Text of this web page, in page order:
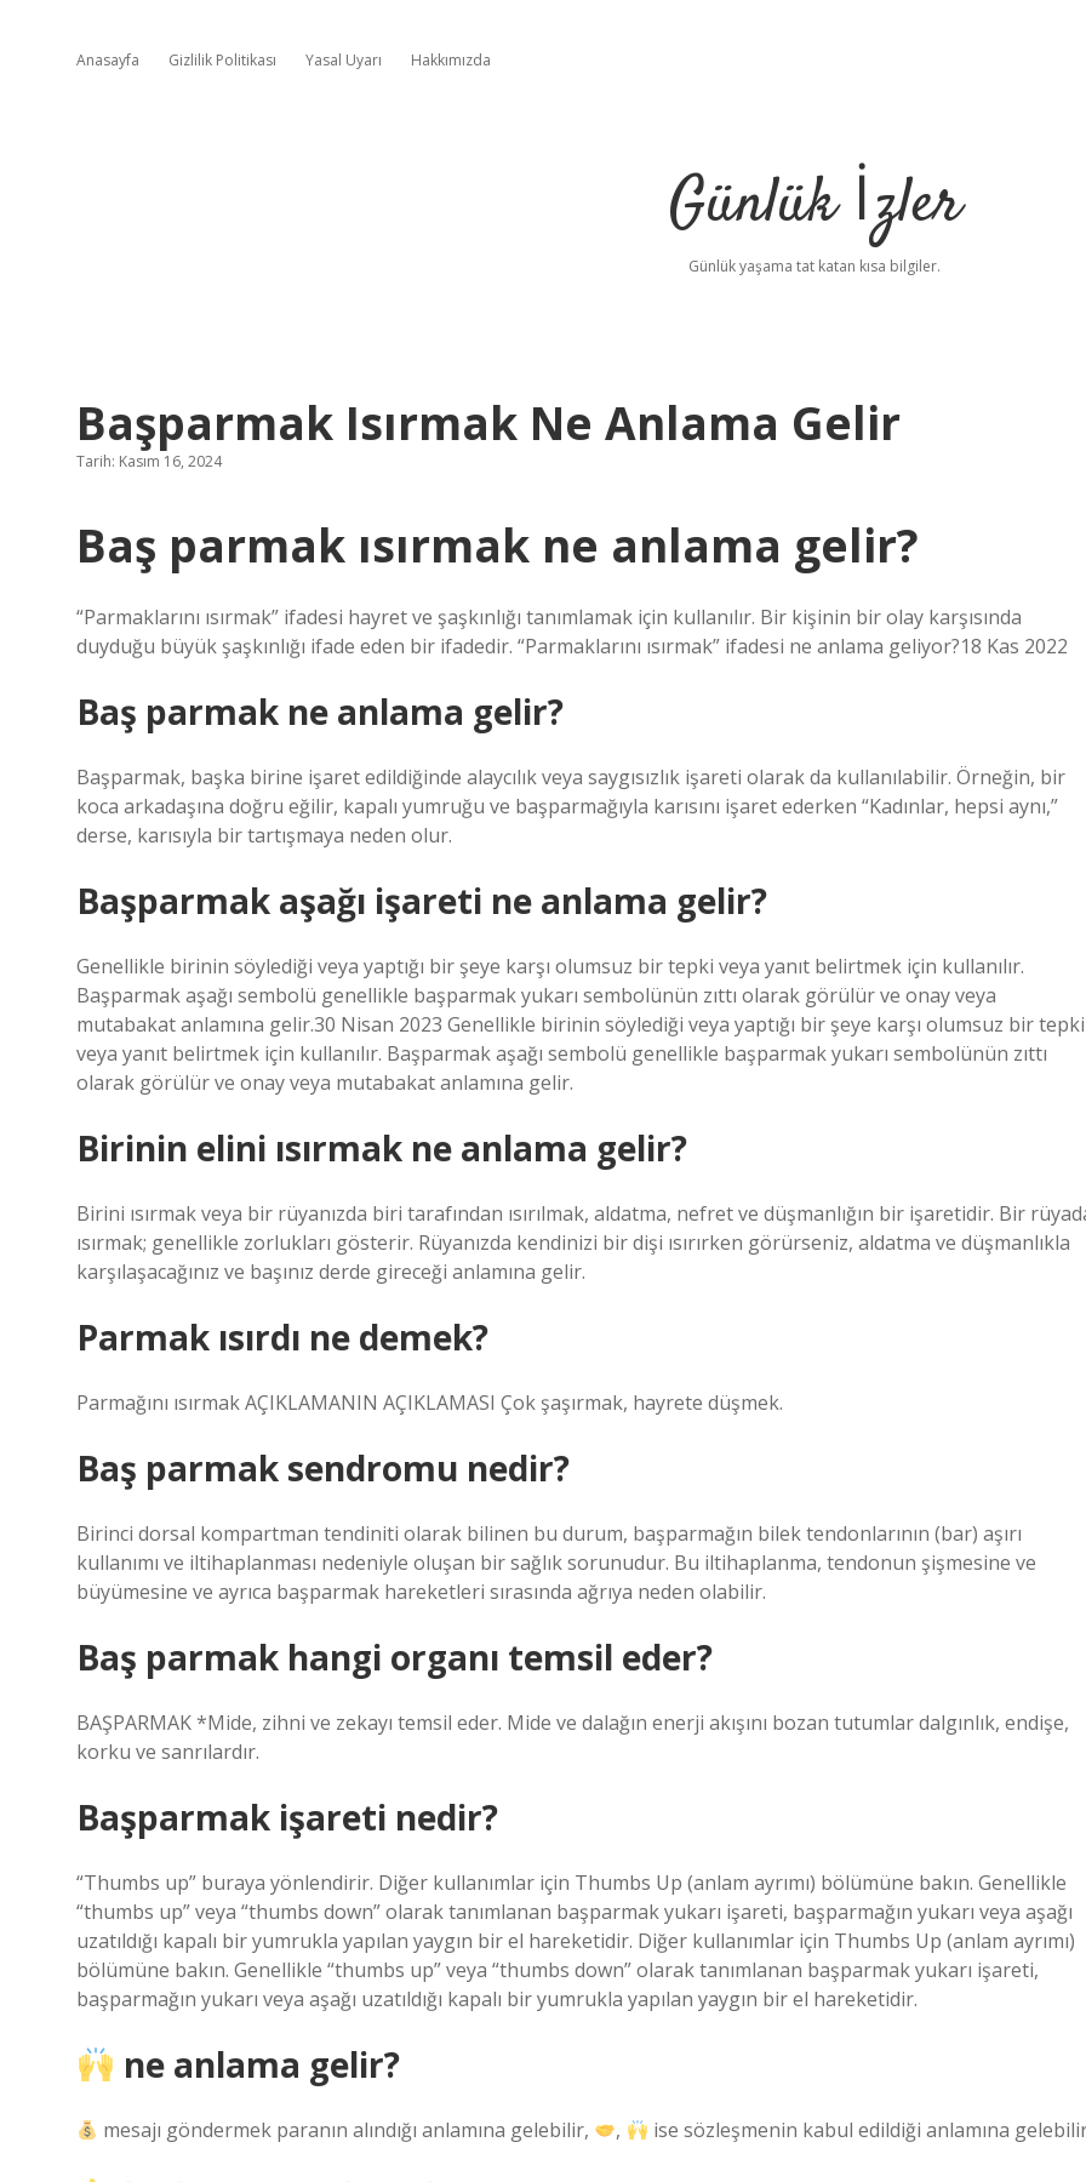
Anasayfa Gizlilik Politikası Yasal Uyarı Hakkımızda
Günlük İzler
Günlük yaşama tat katan kısa bilgiler.
Başparmak Isırmak Ne Anlama Gelir
Tarih: Kasım 16, 2024
Baş parmak ısırmak ne anlama gelir?
“Parmaklarını ısırmak” ifadesi hayret ve şaşkınlığı tanımlamak için kullanılır. Bir kişinin bir olay karşısında
duyduğu büyük şaşkınlığı ifade eden bir ifadedir. “Parmaklarını ısırmak” ifadesi ne anlama geliyor?18 Kas 2022
Baş parmak ne anlama gelir?
Başparmak, başka birine işaret edildiğinde alaycılık veya saygısızlık işareti olarak da kullanılabilir. Örneğin, bir
koca arkadaşına doğru eğilir, kapalı yumruğu ve başparmağıyla karısını işaret ederken “Kadınlar, hepsi aynı,”
derse, karısıyla bir tartışmaya neden olur.
Başparmak aşağı işareti ne anlama gelir?
Genellikle birinin söylediği veya yaptığı bir şeye karşı olumsuz bir tepki veya yanıt belirtmek için kullanılır.
Başparmak aşağı sembolü genellikle başparmak yukarı sembolünün zıttı olarak görülür ve onay veya
mutabakat anlamına gelir.30 Nisan 2023 Genellikle birinin söylediği veya yaptığı bir şeye karşı olumsuz bir tepki
veya yanıt belirtmek için kullanılır. Başparmak aşağı sembolü genellikle başparmak yukarı sembolünün zıttı
olarak görülür ve onay veya mutabakat anlamına gelir.
Birinin elini ısırmak ne anlama gelir?
Birini ısırmak veya bir rüyanızda biri tarafından ısırılmak, aldatma, nefret ve düşmanlığın bir işaretidir. Bir
ısırmak; genellikle zorlukları gösterir. Rüyanızda kendinizi bir dişi ısırırken görürseniz, aldatma ve düşmanlıkla
karşılaşacağınız ve başınız derde gireceği anlamına gelir.
Parmak ısırdı ne demek?
Parmağını ısırmak AÇIKLAMANIN AÇIKLAMASI Çok şaşırmak, hayrete düşmek.
Baş parmak sendromu nedir?
Birinci dorsal kompartman tendiniti olarak bilinen bu durum, başparmağın bilek tendonlarının (bar) aşırı
kullanımı ve iltihaplanması nedeniyle oluşan bir sağlık sorunudur. Bu iltihaplanma, tendonun şişmesine ve
büyümesine ve ayrıca başparmak hareketleri sırasında ağrıya neden olabilir.
Baş parmak hangi organı temsil eder?
BAŞPARMAK *Mide, zihni ve zekayı temsil eder. Mide ve dalağın enerji akışını bozan tutumlar dalgınlık, endişe,
korku ve sanrılardır.
Başparmak işareti nedir?
“Thumbs up” buraya yönlendirir. Diğer kullanımlar için Thumbs Up (anlam ayrımı) bölümüne bakın. Genellikle
“thumbs up” veya “thumbs down” olarak tanımlanan başparmak yukarı işareti, başparmağın yukarı veya aşağı
uzatıldığı kapalı bir yumrukla yapılan yaygın bir el hareketidir. Diğer kullanımlar için Thumbs Up (anlam ayrımı)
bölümüne bakın. Genellikle “thumbs up” veya “thumbs down” olarak tanımlanan başparmak yukarı işareti,
başparmağın yukarı veya aşağı uzatıldığı kapalı bir yumrukla yapılan yaygın bir el hareketidir.
ne anlama gelir?
mesajı göndermek paranın alındığı anlamına gelebilir, , ise sözleşmenin kabul edildiği anlamına